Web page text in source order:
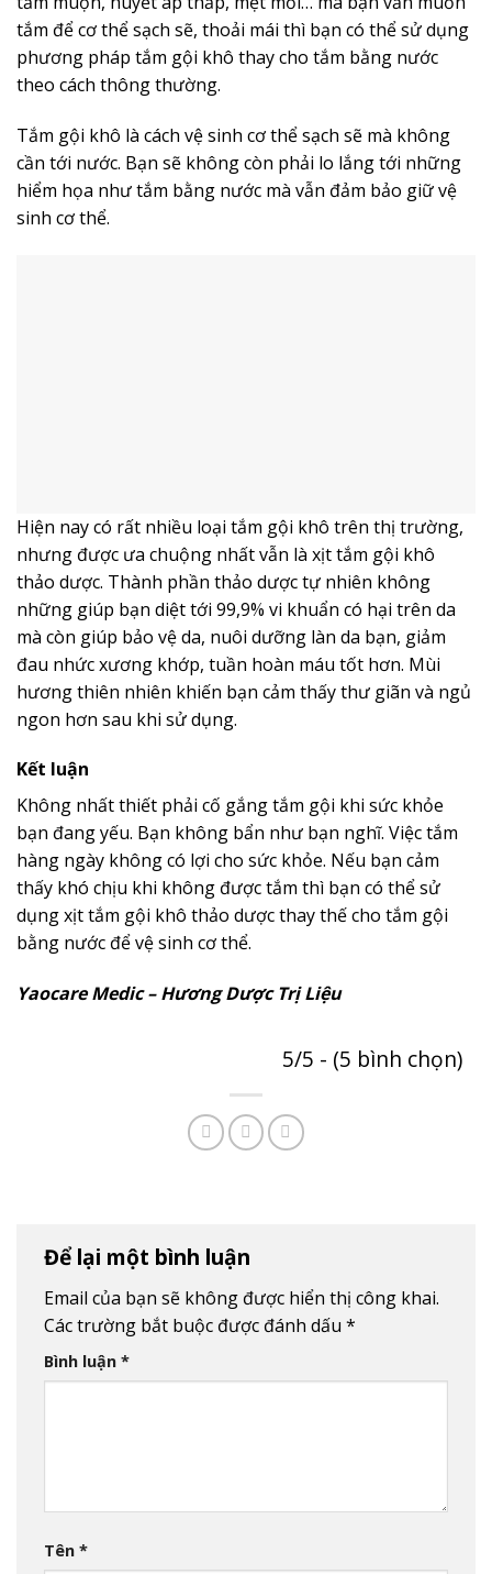
tắm để cơ thể sạch sẽ, thoải mái thì bạn có thể sử dụng
phương pháp tắm gội khô thay cho tắm bằng nước
theo cách thông thường.
Tắm gội khô là cách vệ sinh cơ thể sạch sẽ mà không
cần tới nước. Bạn sẽ không còn phải lo lắng tới những
hiểm họa như tắm bằng nước mà vẫn đảm bảo giữ vệ
sinh cơ thể.
Hiện nay có rất nhiều loại tắm gội khô trên thị trường,
nhưng được ưa chuộng nhất vẫn là xịt tắm gội khô
thảo dược. Thành phần thảo dược tự nhiên không
những giúp bạn diệt tới 99,9% vi khuẩn có hại trên da
mà còn giúp bảo vệ da, nuôi dưỡng làn da bạn, giảm
đau nhức xương khớp, tuần hoàn máu tốt hơn. Mùi
hương thiên nhiên khiến bạn cảm thấy thư giãn và ngủ
ngon hơn sau khi sử dụng.
Kết luận
Không nhất thiết phải cố gắng tắm gội khi sức khỏe
bạn đang yếu. Bạn không bẩn như bạn nghĩ. Việc tắm
hàng ngày không có lợi cho sức khỏe. Nếu bạn cảm
thấy khó chịu khi không được tắm thì bạn có thể sử
dụng xịt tắm gội khô thảo dược thay thế cho tắm gội
bằng nước để vệ sinh cơ thể.
Yaocare Medic –Hương Dược Trị Liệu
5/5 - (5 bình chọn)
Để lại một bình luận
Email của bạn sẽ không được hiển thị công khai.
Các trường bắt buộc được đánh dấu *
Bình luận *
Tên *